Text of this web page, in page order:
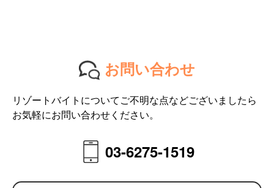
お問い合わせ
リゾートバイトについてご不明な点などございましたら
お気軽にお問い合わせください。
03-6275-1519